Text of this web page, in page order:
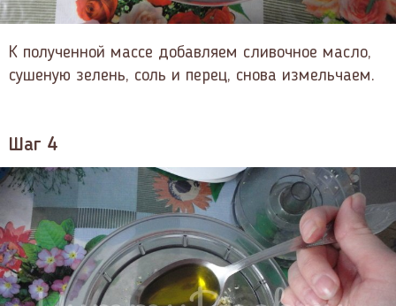
К полученной массе добавляем сливочное масло,
сушеную зелень, соль и перец, снова измельчаем.
Шаг 4